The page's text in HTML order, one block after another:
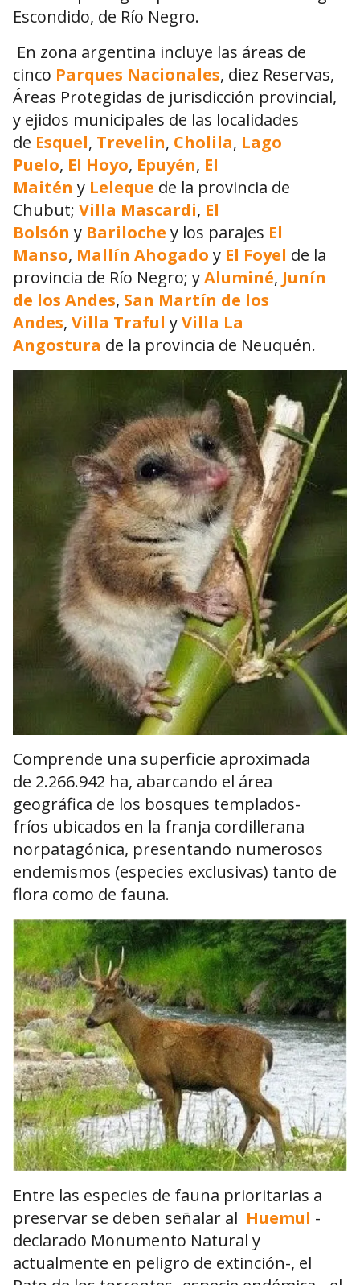
Escondido, de Río Negro.
En zona argentina incluye las áreas de
cinco Parques Nacionales, diez Reservas,
Áreas Protegidas de jurisdicción provincial,
y ejidos municipales de las localidades
de Esquel, Trevelin, Cholila, Lago
Puelo, El Hoyo, Epuyén, El
Maitén y Leleque de la provincia de
Chubut; Villa Mascardi, El
Bolsón y Bariloche y los parajes El
Manso, Mallín Ahogado y El Foyel de la
provincia de Río Negro; yAluminé, Junín
de los Andes, San Martín de los
Andes, Villa Traful yVilla La
Angostura de la provincia de Neuquén.
Comprende una superficie aproximada
de 2.266.942 ha, abarcando el área
geográfica de los bosques templados-
fríos ubicados en la franja cordillerana
norpatagónica, presentando numerosos
endemismos (especies exclusivas) tanto de
flora como de fauna.
Entre las especies de fauna prioritarias a
preservar se deben señalar al Huemul -
declarado Monumento Natural y
actualmente en peligro de extinción-, el